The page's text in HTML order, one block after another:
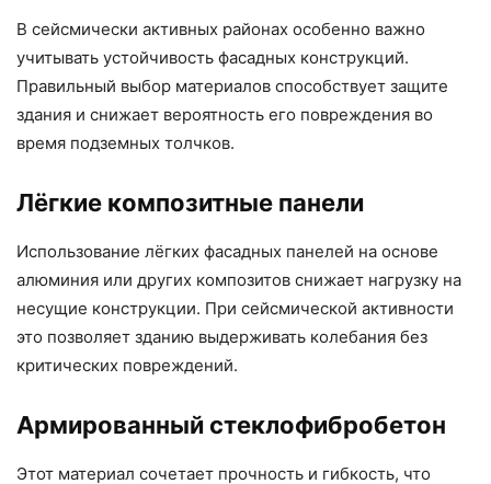
В сейсмически активных районах особенно важно
учитывать устойчивость фасадных конструкций.
Правильный выбор материалов способствует защите
здания и снижает вероятность его повреждения во
время подземных толчков.
Лёгкие композитные панели
Использование лёгких фасадных панелей на основе
алюминия или других композитов снижает нагрузку на
несущие конструкции. При сейсмической активности
это позволяет зданию выдерживать колебания без
критических повреждений.
Армированный стеклофибробетон
Этот материал сочетает прочность и гибкость, что